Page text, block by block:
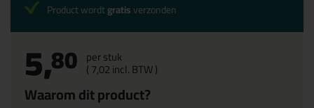
5,80 per stuk
(7,02incl. BTW )
Waarom dit product?
Product wordtgratisverzonden